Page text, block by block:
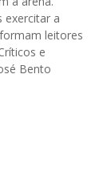
a
leitores
e
Bento